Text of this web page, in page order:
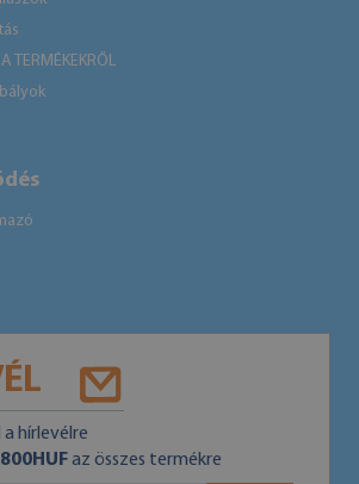
TERMÉKEKRŐL
hírlevélre
az összes termékre